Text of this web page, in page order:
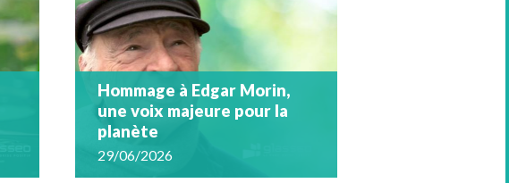
Hommage à Edgar Morin,
une voix majeure pour la
planète
29/06/2026